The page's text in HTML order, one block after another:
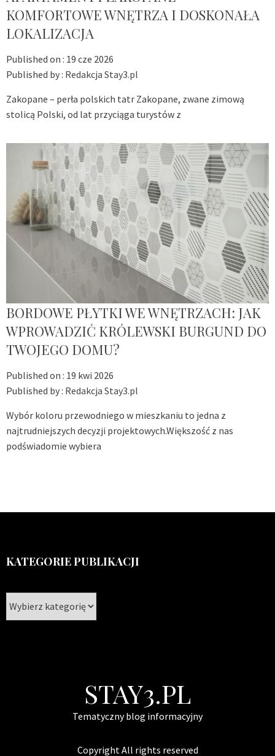
KOMFORTOWE WNĘTRZA I DOSKONAŁA
LOKALIZACJA
Published on : 19 cze 2026
Published by : Redakcja Stay3.pl
Zakopane – perła polskich tatr Zakopane, zwane zimową
stolicą Polski, od lat przyciąga turystów z
BORDOWE PŁYTKI WE WNĘTRZACH: JAK
WPROWADZIĆ KRÓLEWSKI BURGUND DO
TWOJEGO DOMU?
Published on : 19 kwi 2026
Published by : Redakcja Stay3.pl
Wybór koloru przewodniego w mieszkaniu to jedna z
najtrudniejszych decyzji projektowych.Większość z nas
podświadomie wybiera
KATEGORIE PUBLIKACJI
publikacji
STAY3.PL
Tematyczny blog informacyjny
Copyright All rights reserved